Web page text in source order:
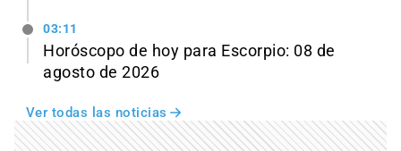
03:11
Horóscopo de hoy para Escorpio: 08 de
agosto de 2026
Ver todas las noticias